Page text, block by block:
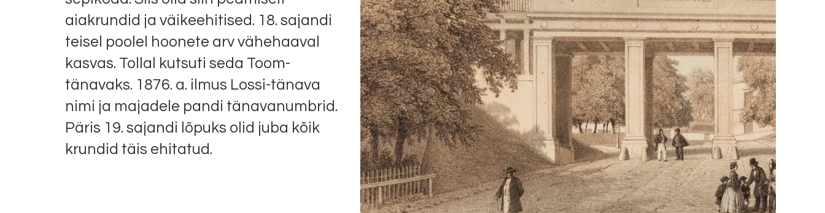
aiakrundid ja väikeehitised. 18. sajandi
teisel poolel hoonete arv vähehaaval
kasvas. Tollal kutsuti seda Toom-
tänavaks. 1876. a. ilmus Lossi-tänava
nimi ja majadele pandi tänavanumbrid.
Päris 19. sajandi lõpuks olid juba kõik
krundid täis ehitatud.